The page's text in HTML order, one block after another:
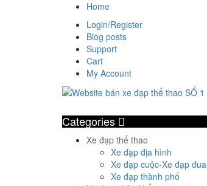
Home
Login/Register
Blog posts
Support
Cart
My Account
Categories
Xe đạp thể thao
Xe đạp địa hình
Xe đạp cuộc-Xe đạp đua
Xe đạp thành phố